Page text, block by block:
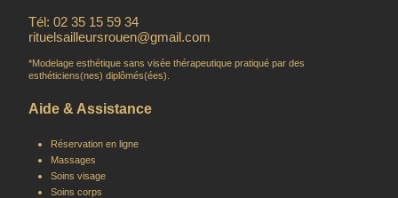
Tél: 02 35 15 59 34
rituelsailleursrouen@gmail.com
*Modelage esthétique sans visée thérapeutique pratiqué par des
esthéticiens(nes) diplômés(ées).
Aide & Assistance
Réservation en ligne
Massages
Soins visage
Soins corps